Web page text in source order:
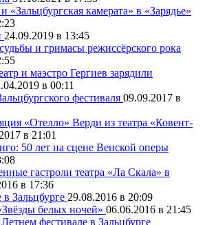
«Зальцбургская камерата» в «Зарядье»
24.09.2019 в 13:45
и гримасы режиссёрского рока
и маэстро Гергиев зарядили
в 00:11
фестиваля 09.09.2017 в
«Отелло» Верди из театра «Ковент-
в 21:01
50 лет на сцене Венской оперы
гастроли театра «Ла Скала» в
в 17:36
Зальцбурге 29.08.2016 в 20:09
белых ночей» 06.06.2016 в 21:45
фестивале в Зальцбурге